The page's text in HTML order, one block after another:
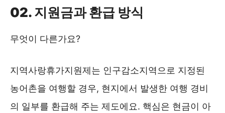
02. 지원금과 환급 방식
무엇이 다른가요?
지역사랑휴가지원제는 인구감소지역으로 지정된
농어촌을 여행할 경우, 현지에서 발생한 여행 경비
의 일부를 환급해 주는 제도에요. 핵심은 현금이 아